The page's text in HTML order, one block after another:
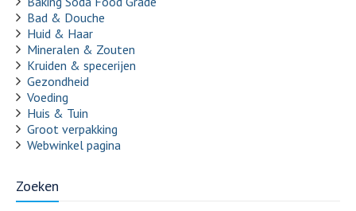
Bad & Douche
Huid & Haar
Mineralen & Zouten
Kruiden & specerijen
Gezondheid
Voeding
Huis & Tuin
Groot verpakking
Webwinkel pagina
Zoeken